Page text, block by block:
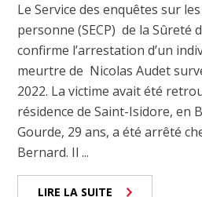
Le Service des enquêtes sur
personne (SECP) de la Sûreté
confirme l’arrestation d’un
meurtre de Nicolas Audet
2022. La victime avait été
résidence de Saint-Isidore, en
Gourde, 29 ans, a été arrêté
Bernard. Il ...
LIRE LA SUITE